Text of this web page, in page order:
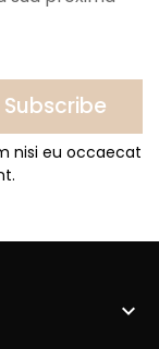
Subscribe
nisi eu occaecat
